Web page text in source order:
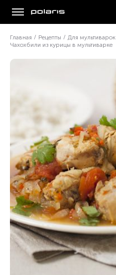
Главная / Рецепты / Для мультиварок
Чахохбили из курицы в мультиварке